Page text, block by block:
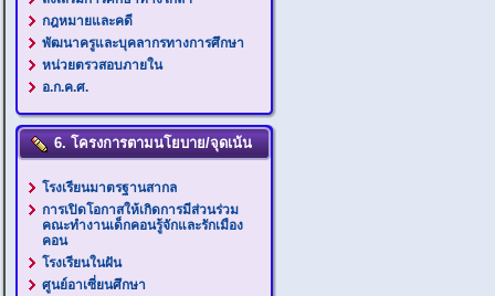
กฎหมายและคดี
พัฒนาครูและบุคลากรทางการศึกษา
หน่วยตรวสอบภายใน
อ.ก.ค.ศ.
6. โครงการตามนโยบาย/จุดเน้น
โรงเรียนมาตรฐานสากล
การเปิดโอกาสให้เกิดการมีส่วนร่วม
คณะทำงานเด็กคอนรู้จักและรักเมือง
คอน
โรงเรียนในฝัน
ศูนย์อาเซี่ยนศึกษา